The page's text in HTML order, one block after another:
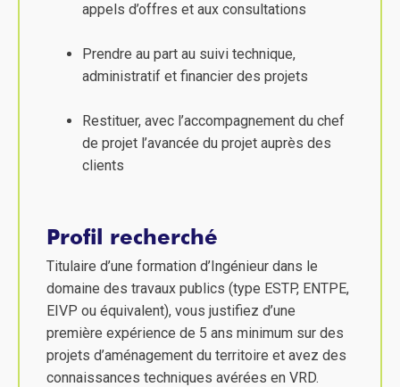
appels d’offres et aux consultations
Prendre au part au suivi technique,
administratif et financier des projets
Restituer, avec l’accompagnement du chef
de projet l’avancée du projet auprès des
clients
Profil recherché
Titulaire d’une formation d’Ingénieur dans le
domaine des travaux publics (type ESTP, ENTPE,
EIVP ou équivalent), vous justifiez d’une
première expérience de 5 ans minimum sur des
projets d’aménagement du territoire et avez des
connaissances techniques avérées en VRD.